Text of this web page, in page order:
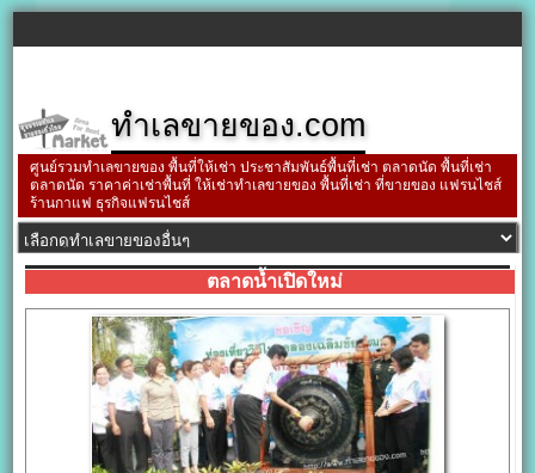
ทำเลขายของ.com
ศูนย์รวมทำเลขายของ พื้นที่ให้เช่า ประชาสัมพันธ์พื้นที่เช่า ตลาดนัด พื้นที่เช่า
ตลาดนัด ราคาค่าเช่าพื้นที่ ให้เช่าทำเลขายของ พื้นที่เช่า ที่ขายของ แฟรนไชส์
ร้านกาแฟ ธุรกิจแฟรนไชส์
ตลาดน้ำเปิดใหม่